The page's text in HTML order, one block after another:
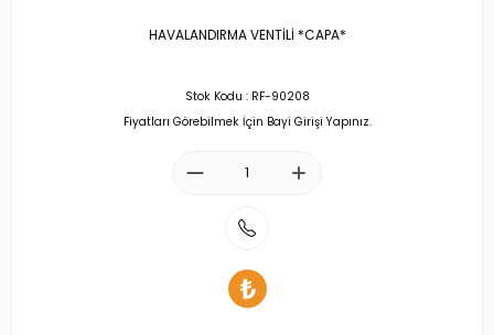
HAVALANDIRMA VENTİLİ *CAPA*
Stok Kodu : RF-90208
Fiyatları Görebilmek İçin Bayi Girişi Yapınız.